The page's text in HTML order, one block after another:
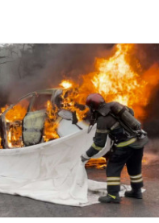
branden in parkeergarages